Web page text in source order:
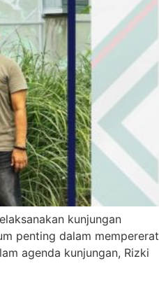
kunjungan
penting dalam mempererat
agenda kunjungan, Rizki